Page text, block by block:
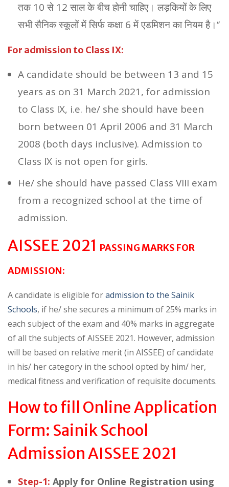
तक 10 से 12 साल के बीच होनी चाहिए। लड़कियों के लिए
सभी सैनिक स्कूलों में सिर्फ कक्षा 6 में एडमिशन का नियम है।‘’
For admission to Class IX:
A candidate should be between 13 and 15
years as on 31 March 2021, for admission
to Class IX, i.e. he/ she should have been
born between 01 April 2006 and 31 March
2008 (both days inclusive). Admission to
Class IX is not open for girls.
He/ she should have passed Class VIII exam
from a recognized school at the time of
admission.
AISSEE 2021 PASSING MARKS FOR
ADMISSION:
A candidate is eligible foradmission to the Sainik
Schools, if he/ she secures a minimum of 25% marks in
each subject of the exam and 40% marks in aggregate
of all the subjects of AISSEE 2021. However, admission
will be based on relative merit (in AISSEE) of candidate
in his/ her category in the school opted by him/ her,
medical fitness and verification of requisite documents.
How to fill Online Application
Form: Sainik School
Admission AISSEE 2021
Step-1: Apply for Online Registration using